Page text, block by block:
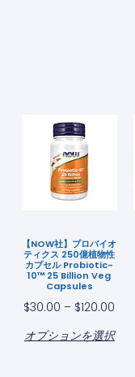
【NOW社】プロバイオ
ティクス 250億植物性
カプセル Probiotic-
10™ 25 Billion Veg
Capsules
$30.00 – $120.00
オプションを選択